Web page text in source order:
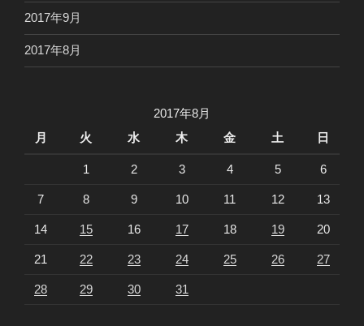
2017年9月
2017年8月
2017年8月
月
火 水 木 金 土 日
1 2 3 4 5 6
7 8 9 10 11 12 13
14 15 16 17 18 19 20
21 22 23 24 25 26 27
28 29 30 31